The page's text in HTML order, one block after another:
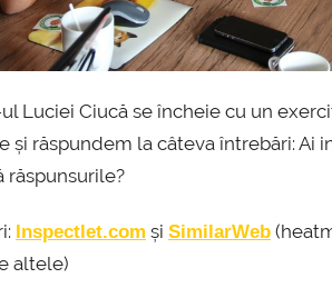
Luciei Ciucă se încheie cu un
și răspundem la câteva întrebări: Ai
răspunsurile?
Inspectlet.com și SimilarWeb
altele)